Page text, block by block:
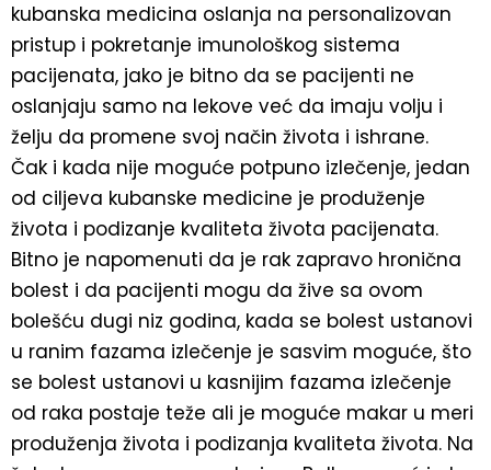
kubanska medicina oslanja na personalizovan
pristup i pokretanje imunološkog sistema
pacijenata, jako je bitno da se pacijenti ne
oslanjaju samo na lekove već da imaju volju i
želju da promene svoj način života i ishrane.
Čak i kada nije moguće potpuno izlečenje, jedan
od ciljeva kubanske medicine je produženje
života i podizanje kvaliteta života pacijenata.
Bitno je napomenuti da je rak zapravo hronična
bolest i da pacijenti mogu da žive sa ovom
bolešću dugi niz godina, kada se bolest ustanovi
u ranim fazama izlečenje je sasvim moguće, što
se bolest ustanovi u kasnijim fazama izlečenje
od raka postaje teže ali je moguće makar u meri
produženja života i podizanja kvaliteta života. Na